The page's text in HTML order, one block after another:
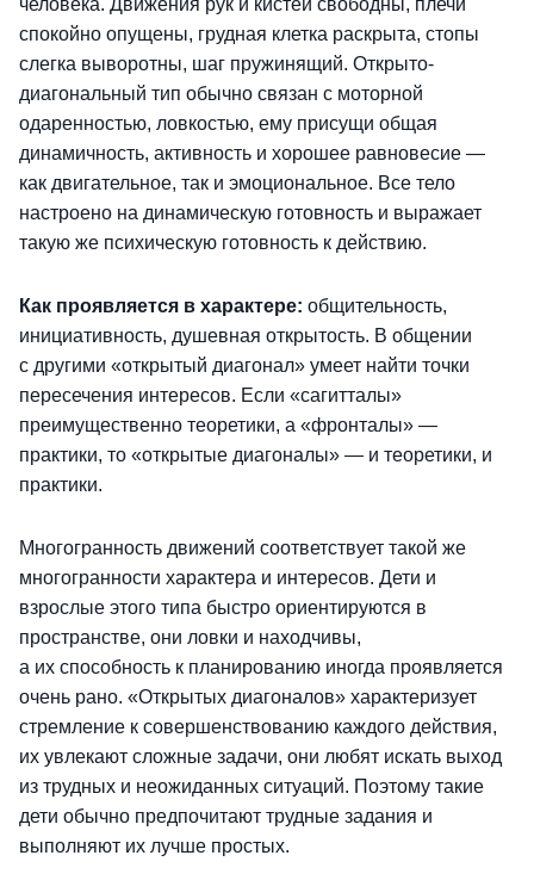
человека. Движения рук и кистей свободны, плечи
спокойно опущены, грудная клетка раскрыта, стопы
слегка выворотны, шаг пружинящий. Открыто-
диагональный тип обычно связан с моторной
одаренностью, ловкостью, ему присущи общая
динамичность, активность и хорошее равновесие —
как двигательное, так и эмоциональное. Все тело
настроено на динамическую готовность и выражает
такую же психическую готовность к действию.
Как проявляется в характере: общительность,
инициативность, душевная открытость. В общении
с другими «открытый диагонал» умеет найти точки
пересечения интересов. Если «сагитталы»
преимущественно теоретики, а «фронталы» —
практики, то «открытые диагоналы» — и теоретики, и
практики.
Многогранность движений соответствует такой же
многогранности характера и интересов. Дети и
взрослые этого типа быстро ориентируются в
пространстве, они ловки и находчивы,
а их способность к планированию иногда проявляется
очень рано. «Открытых диагоналов» характеризует
стремление к совершенствованию каждого действия,
их увлекают сложные задачи, они любят искать выход
из трудных и неожиданных ситуаций. Поэтому такие
дети обычно предпочитают трудные задания и
выполняют их лучше простых.